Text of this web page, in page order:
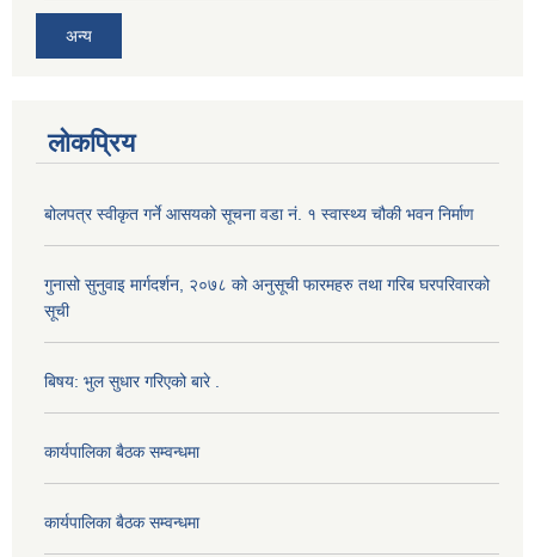
अन्य
लोकप्रिय
बोलपत्र स्वीकृत गर्ने आसयको सूचना वडा नं. १ स्वास्थ्य चौकी भवन निर्माण
गुनासो सुनुवाइ मार्गदर्शन, २०७८ को अनुसूची फारमहरु तथा गरिब घरपरिवारको
सूची
बिषय: भुल सुधार गरिएको बारे .
कार्यपालिका बैठक सम्वन्धमा
कार्यपालिका बैठक सम्वन्धमा